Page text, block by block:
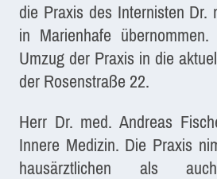
die Praxis des Internisten Dr.
in Marienhafe
Umzug der Praxis in die
der Rosenstraße 22.
Herr Dr. med. Andreas
Innere Medizin. Die Praxis
hausärztlichen als